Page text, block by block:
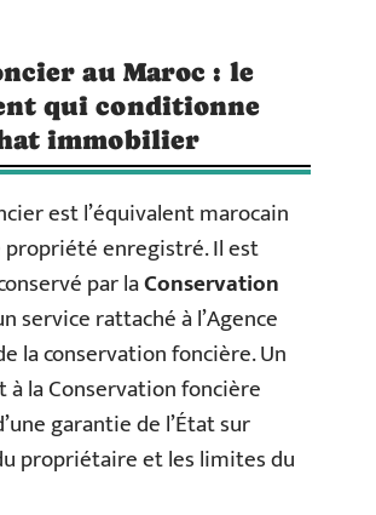
au Maroc : le
qui conditionne
immobilier
est l’équivalent marocain
enregistré. Il est
par laConservation
service rattaché à l’Agence
la conservation foncière. Un
à la Conservation foncière
garantie de l’État sur
propriétaire et les limites du